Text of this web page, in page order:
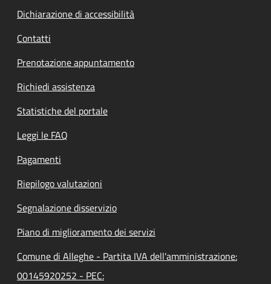
Dichiarazione di accessibilità
Contatti
Prenotazione appuntamento
Richiedi assistenza
Statistiche del portale
Leggi le FAQ
Pagamenti
Riepilogo valutazioni
Segnalazione disservizio
Piano di miglioramento dei servizi
Comune di Alleghe - Partita IVA dell'amministrazione:
00145920252 - PEC: